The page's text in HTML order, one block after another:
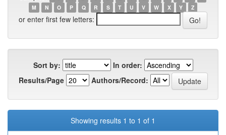
M
N O P Q R S T U V W X Y Z
or enter first few letters:
Sort by:
In order:
Results/Page
Authors/Record:
Showing results 1 to 1 of 1